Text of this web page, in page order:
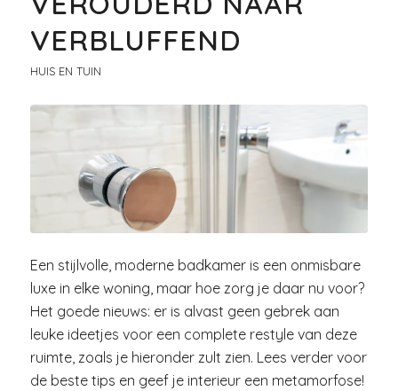
VERBLUFFEND
HUIS EN TUIN
Een stijlvolle, moderne badkamer is een onmisbare
luxe in elke woning, maar hoe zorg je daar nu voor?
Het goede nieuws: er is alvast geen gebrek aan
leuke ideetjes voor een complete restyle van deze
ruimte, zoals je hieronder zult zien. Lees verder voor
de beste tips en geef je interieur een metamorfose!